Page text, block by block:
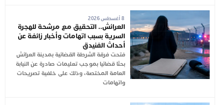
8 أغسطس 2026
العرائش.. التحقيق مع مرشحة للهجرة
السرية بسبب اتهامات وأخبار زائفة عن
أحداث الفنيدق
فتحت فرقة الشرطة القضائية بمدينة العرائش
بحثا قضائيا بموجب تعليمات صادرة عن النيابة
العامة المختصة، وذلك على خلفية تصريحات
واتهامات